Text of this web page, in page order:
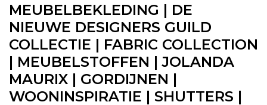
MEUBELBEKLEDING | DE
NIEUWE DESIGNERS GUILD
COLLECTIE | FABRIC COLLECTION
| MEUBELSTOFFEN | JOLANDA
MAURIX | GORDIJNEN |
WOONINSPIRATIE | SHUTTERS |